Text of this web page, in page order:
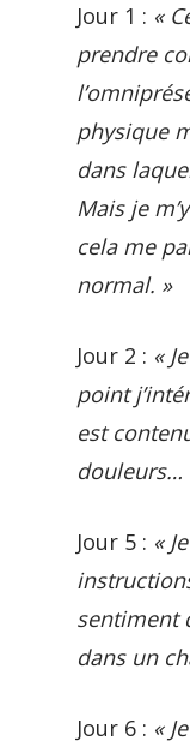
Jour 1 : «
prendre
physique
dans
Mais je
cela me
normal. »
Jour 2 : «
point
est
douleurs…
Jour 5 : «
sentiment
dans un
Jour 6 : «